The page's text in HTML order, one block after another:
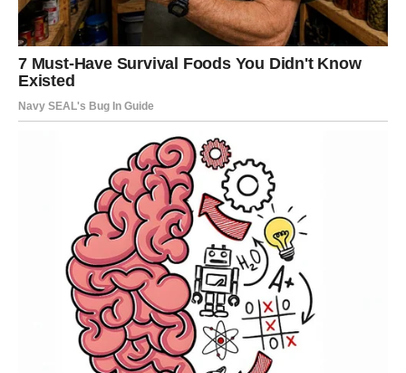
Menopauza takođe može uticati na
Promene u emocionalnom stanju žene mogu uticati na
njen odnos sa partnerom, a kod nekih žena može doći do
smanjenja intimnosti i emocionalne povezanosti. Ako
partner postane distanciran, prestane da deli svoje misli i
osećanja ili počne da provodi više vremena van kuće, to
može biti znak da je došlo do emocionalne udaljenosti.
Takođe, nagla pažnja koju partner posvećuje svom
izgledu može biti indikator da nešto nije u redu u odnosu.